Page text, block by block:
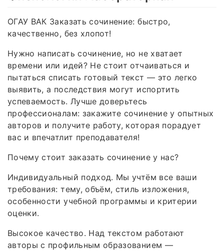
ОГАУ ВАК Заказать сочинение: быстро,
качественно, без хлопот!
Нужно написать сочинение, но не хватает
времени или идей? Не стоит отчаиваться и
пытаться списать готовый текст — это легко
выявить, а последствия могут испортить
успеваемость. Лучше доверьтесь
профессионалам: закажите сочинение у опытных
авторов и получите работу, которая порадует
вас и впечатлит преподавателя!
Почему стоит заказать сочинение у нас?
Индивидуальный подход. Мы учтём все ваши
требования: тему, объём, стиль изложения,
особенности учебной программы и критерии
оценки.
Высокое качество. Над текстом работают
авторы с профильным образованием —